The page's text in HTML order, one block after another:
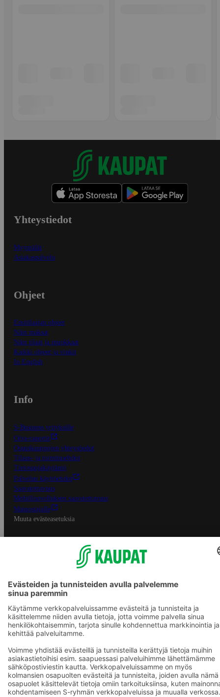
Yhteystiedot
Myymälät
Asiakaspalvelu
Ohjeet
Ensitilaajan ohjeet
Näin maksat
Näin tilaat ja muokkaat
Kaikki ohjeet ja vinkit
In English
Info
S-Business yrityksille
Oiva-raportit
Osuuskauppojen yhteystiedot
Tilaus- ja toimitusehdot
Tietosuojakäytäntö
Palvelun käyttöehdot
Saavutettavuus
Mobiilisovelluksen saavutettavuus
Mainostajalle
Muuta evästeasetuksia
S-ryhmän palvelut
S-ryhmä
Asiakasomistajuus
Yhteishyvä Ruoka -sovellus
S-ostoslista -sovellus
Prisma.fi
Sokos.fi
S-Pankki
Yhteishyvä
Sokos Hotels
Raflaamo